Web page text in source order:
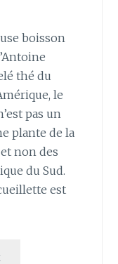
boisson
thé du
le
pas un
plante de la
non des
du Sud.
est